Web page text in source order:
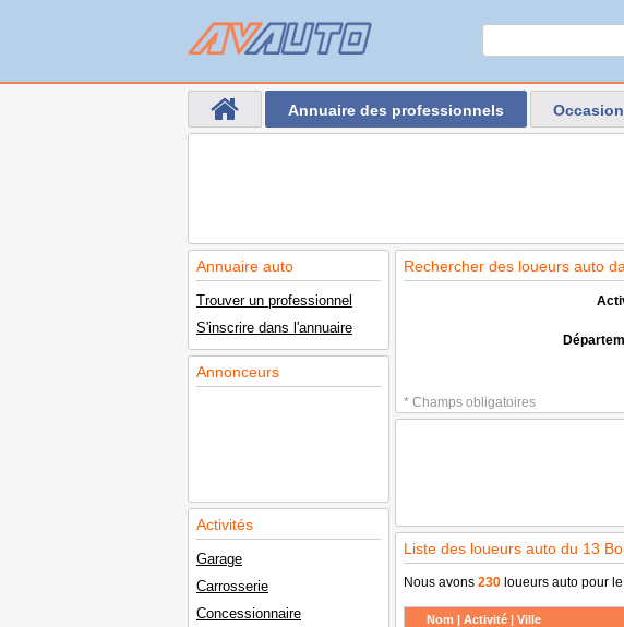
Annuaire des professionnels
Annuaire auto
Trouver un professionnel
S'inscrire dans l'annuaire
Annonceurs
Activités
Garage
Carrosserie
Concessionnaire
Rechercher des loueurs auto
* Champs obligatoires
Liste des loueurs auto du 13
Nous avons 230 loueurs auto pour
Nom | Activité | Ville